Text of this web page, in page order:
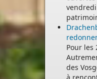
rendez-
Pour les
des
à